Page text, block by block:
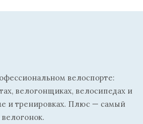
велоспорте:
велогонщиках, велосипедах и
и тренировках. Плюс — самый